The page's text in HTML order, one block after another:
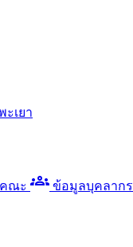
เยา
ณะ groups ข้อมูลบุคลากร